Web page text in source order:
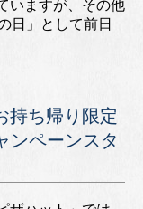
いますが、その他
日」として前日
持ち帰り限定
ンペーンスタ